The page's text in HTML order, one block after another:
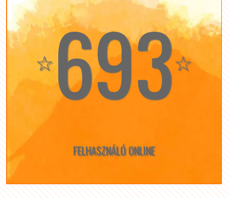
☆693☆
FELHASZNÁLÓ ONLINE